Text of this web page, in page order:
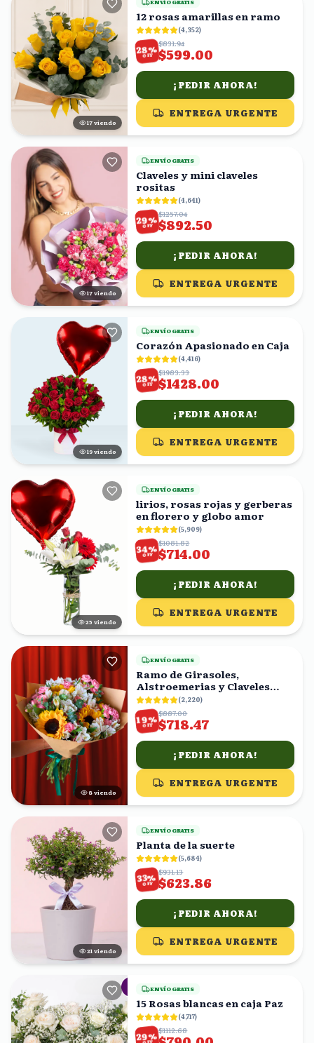
18 viendo
ENVÍO GRATIS
12 rosas amarillas en ramo
(4,352)
28%
OFF
$831.94
$599.00
¡PEDIR AHORA!
ENTREGA URGENTE
16 viendo
ENVÍO GRATIS
Claveles y mini claveles
rositas
(4,641)
29%
OFF
$1257.04
$892.50
¡PEDIR AHORA!
ENTREGA URGENTE
20 viendo
ENVÍO GRATIS
Corazón Apasionado en Caja
(4,416)
28%
OFF
$1983.33
$1428.00
¡PEDIR AHORA!
ENTREGA URGENTE
24 viendo
ENVÍO GRATIS
lirios, rosas rojas y gerberas
en florero y globo amor
(5,909)
34%
OFF
$1081.82
$714.00
¡PEDIR AHORA!
ENTREGA URGENTE
9 viendo
ENVÍO GRATIS
Ramo de Girasoles,
Alstroemerias y Claveles
Rosas
(2,220)
19%
OFF
$887.00
$718.47
¡PEDIR AHORA!
ENTREGA URGENTE
20 viendo
ENVÍO GRATIS
Planta de la suerte
(5,684)
33%
OFF
$931.13
$623.86
¡PEDIR AHORA!
ENTREGA URGENTE
ENVÍO GRATIS
15 Rosas blancas en caja Paz
(4,717)
29%$1112.68